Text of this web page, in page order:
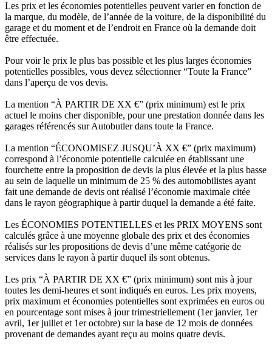
Les prix et les économies potentielles peuvent varier en fonction de
la marque, du modèle, de l’année de la voiture, de la disponibilité du
garage et du moment et de l’endroit en France où la demande doit
être effectuée.
Pour voir le prix le plus bas possible et les plus larges économies
potentielles possibles, vous devez sélectionner “Toute la France”
dans l’aperçu de vos devis.
La mention “À PARTIR DE XX €” (prix minimum) est le prix
actuel le moins cher disponible, pour une prestation donnée dans les
garages référencés sur Autobutler dans toute la France.
La mention “ÉCONOMISEZ JUSQU’À XX €” (prix maximum)
correspond à l’économie potentielle calculée en établissant une
fourchette entre la proposition de devis la plus élevée et la plus basse
au sein de laquelle un minimum de 25 % des automobilistes ayant
fait une demande de devis ont réalisé l’économie maximale citée
dans le rayon géographique à partir duquel la demande a été faite.
Les ÉCONOMIES POTENTIELLES et les PRIX MOYENS sont
calculés grâce à une moyenne globale des prix et des économies
réalisés sur les propositions de devis d’une même catégorie de
services dans le rayon à partir duquel ils sont obtenus.
Les prix “À PARTIR DE XX €” (prix minimum) sont mis à jour
toutes les demi-heures et sont indiqués en euros. Les prix moyens,
prix maximum et économies potentielles sont exprimées en euros ou
en pourcentage sont mises à jour trimestriellement (1er janvier, 1er
avril, 1er juillet et 1er octobre) sur la base de 12 mois de données
provenant de demandes ayant reçu au moins quatre devis.